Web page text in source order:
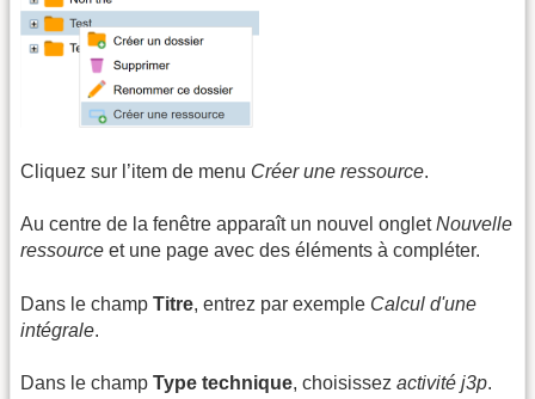
Cliquez sur l’item de menu Créer une ressource.
Au centre de la fenêtre apparaît un nouvel ongletNouvelle
ressource et une page avec des éléments à compléter.
Dans le champ Titre, entrez par exemple Calcul d'une
intégrale.
Dans le champ Type technique, choisissez activité j3p.